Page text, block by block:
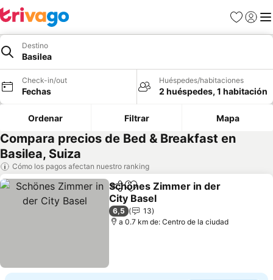
Favoritos
Iniciar
Destino
Basilea
Check-in/out
Fechas
Huéspedes/habitaciones
2 huéspedes, 1 habitación
Ordenar Filtrar Mapa
Compara precios de Bed & Breakfast en
Basilea, Suiza
Cómo los pagos afectan nuestro ranking
CompartirAgregar a favoritos
Schönes Zimmer in der
City Basel
Ver precios
6,5
13
a 0.7 km de: Centro de la ciudad